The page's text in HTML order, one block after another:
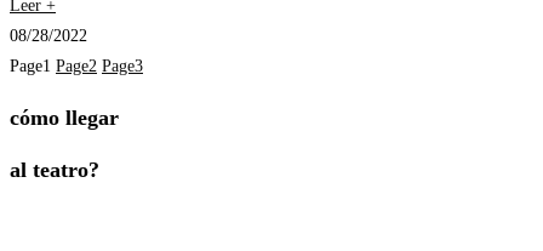
Leer +
08/28/2022
Page1 Page2 Page3
cómo llegar
al teatro?